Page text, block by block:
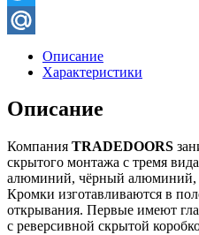
Twitter
Mail.Ru
Описание
Характеристики
Описание
Компания TRADEDOORS
скрытого монтажа с тремя
алюминий, чёрный алюминий,
Кромки изготавливаются в
открывания. Первые имеют
с реверсивной скрытой